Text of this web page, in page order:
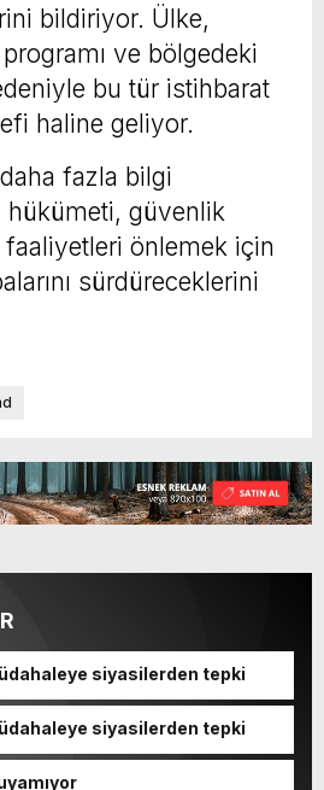
bildiriyor. Ülke,
ve bölgedeki
bu tür istihbarat
haline geliyor.
fazla bilgi
hükümeti, güvenlik
önlemek için
sürdüreceklerini
siyasilerden tepki
siyasilerden tepki